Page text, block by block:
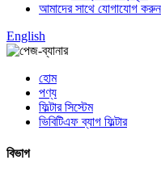
আমাদের সাথে যোগাযোগ করুন
English
হোম
পণ্য
ফিল্টার সিস্টেম
ভিবিটিএফ ব্যাগ ফিল্টার
বিভাগ